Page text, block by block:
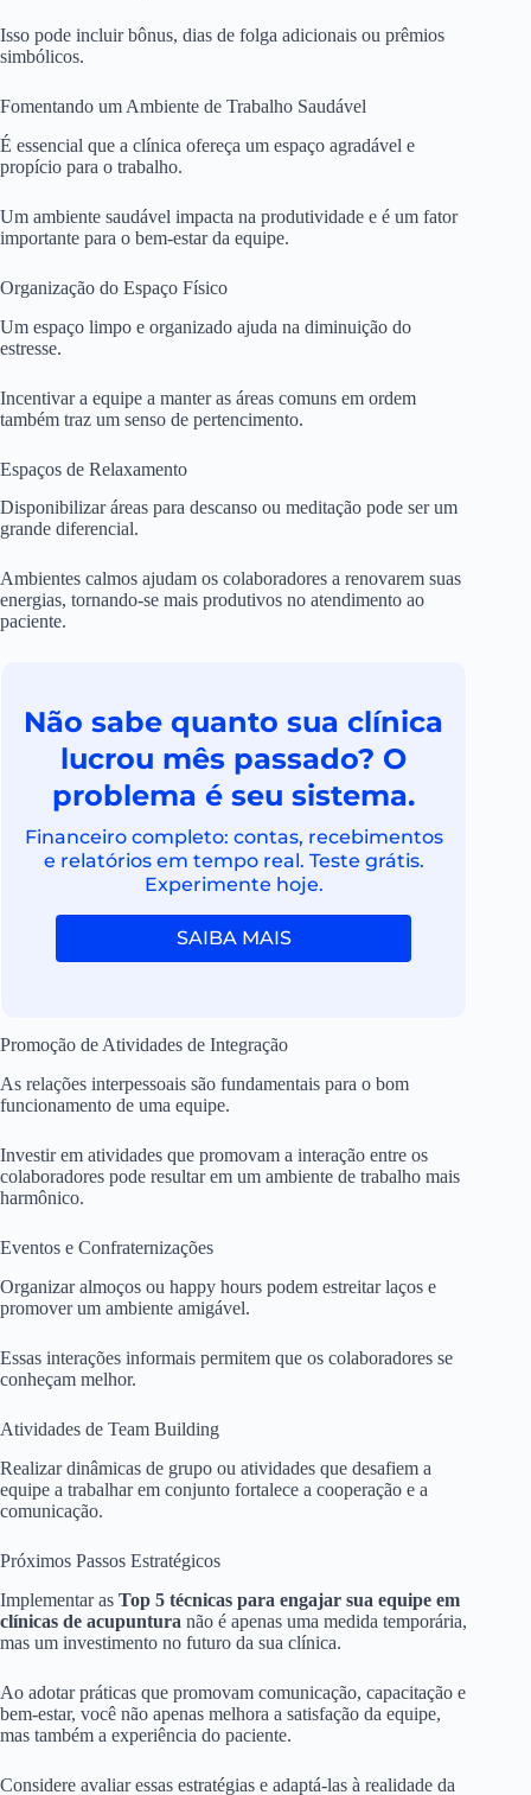
Isso pode incluir bônus, dias de folga adicionais ou prêmios
simbólicos.
Fomentando um Ambiente de Trabalho Saudável
É essencial que a clínica ofereça um espaço agradável e
propício para o trabalho.
Um ambiente saudável impacta na produtividade e é um fator
importante para o bem-estar da equipe.
Organização do Espaço Físico
Um espaço limpo e organizado ajuda na diminuição do
estresse.
Incentivar a equipe a manter as áreas comuns em ordem
também traz um senso de pertencimento.
Espaços de Relaxamento
Disponibilizar áreas para descanso ou meditação pode ser um
grande diferencial.
Ambientes calmos ajudam os colaboradores a renovarem suas
energias, tornando-se mais produtivos no atendimento ao
paciente.
Não sabe quanto sua clínica
lucrou mês passado? O
problema é seu sistema.
Financeiro completo: contas, recebimentos
e relatórios em tempo real. Teste grátis.
Experimente hoje.
SAIBA MAIS
Promoção de Atividades de Integração
As relações interpessoais são fundamentais para o bom
funcionamento de uma equipe.
Investir em atividades que promovam a interação entre os
colaboradores pode resultar em um ambiente de trabalho mais
harmônico.
Eventos e Confraternizações
Organizar almoços ou happy hours podem estreitar laços e
promover um ambiente amigável.
Essas interações informais permitem que os colaboradores se
conheçam melhor.
Atividades de Team Building
Realizar dinâmicas de grupo ou atividades que desafiem a
equipe a trabalhar em conjunto fortalece a cooperação e a
comunicação.
Próximos Passos Estratégicos
Implementar as Top 5 técnicas para engajar sua equipe em
clínicas de acupuntura não é apenas uma medida temporária,
mas um investimento no futuro da sua clínica.
Ao adotar práticas que promovam comunicação, capacitação e
bem-estar, você não apenas melhora a satisfação da equipe,
mas também a experiência do paciente.
Considere avaliar essas estratégias e adaptá-las à realidade da